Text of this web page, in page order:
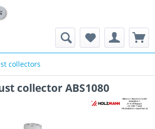
collectors
collector ABS1080